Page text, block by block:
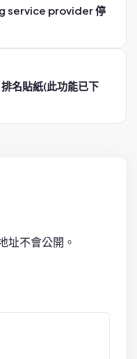
service provider 停
名貼紙(此功能已下
址不會公開。